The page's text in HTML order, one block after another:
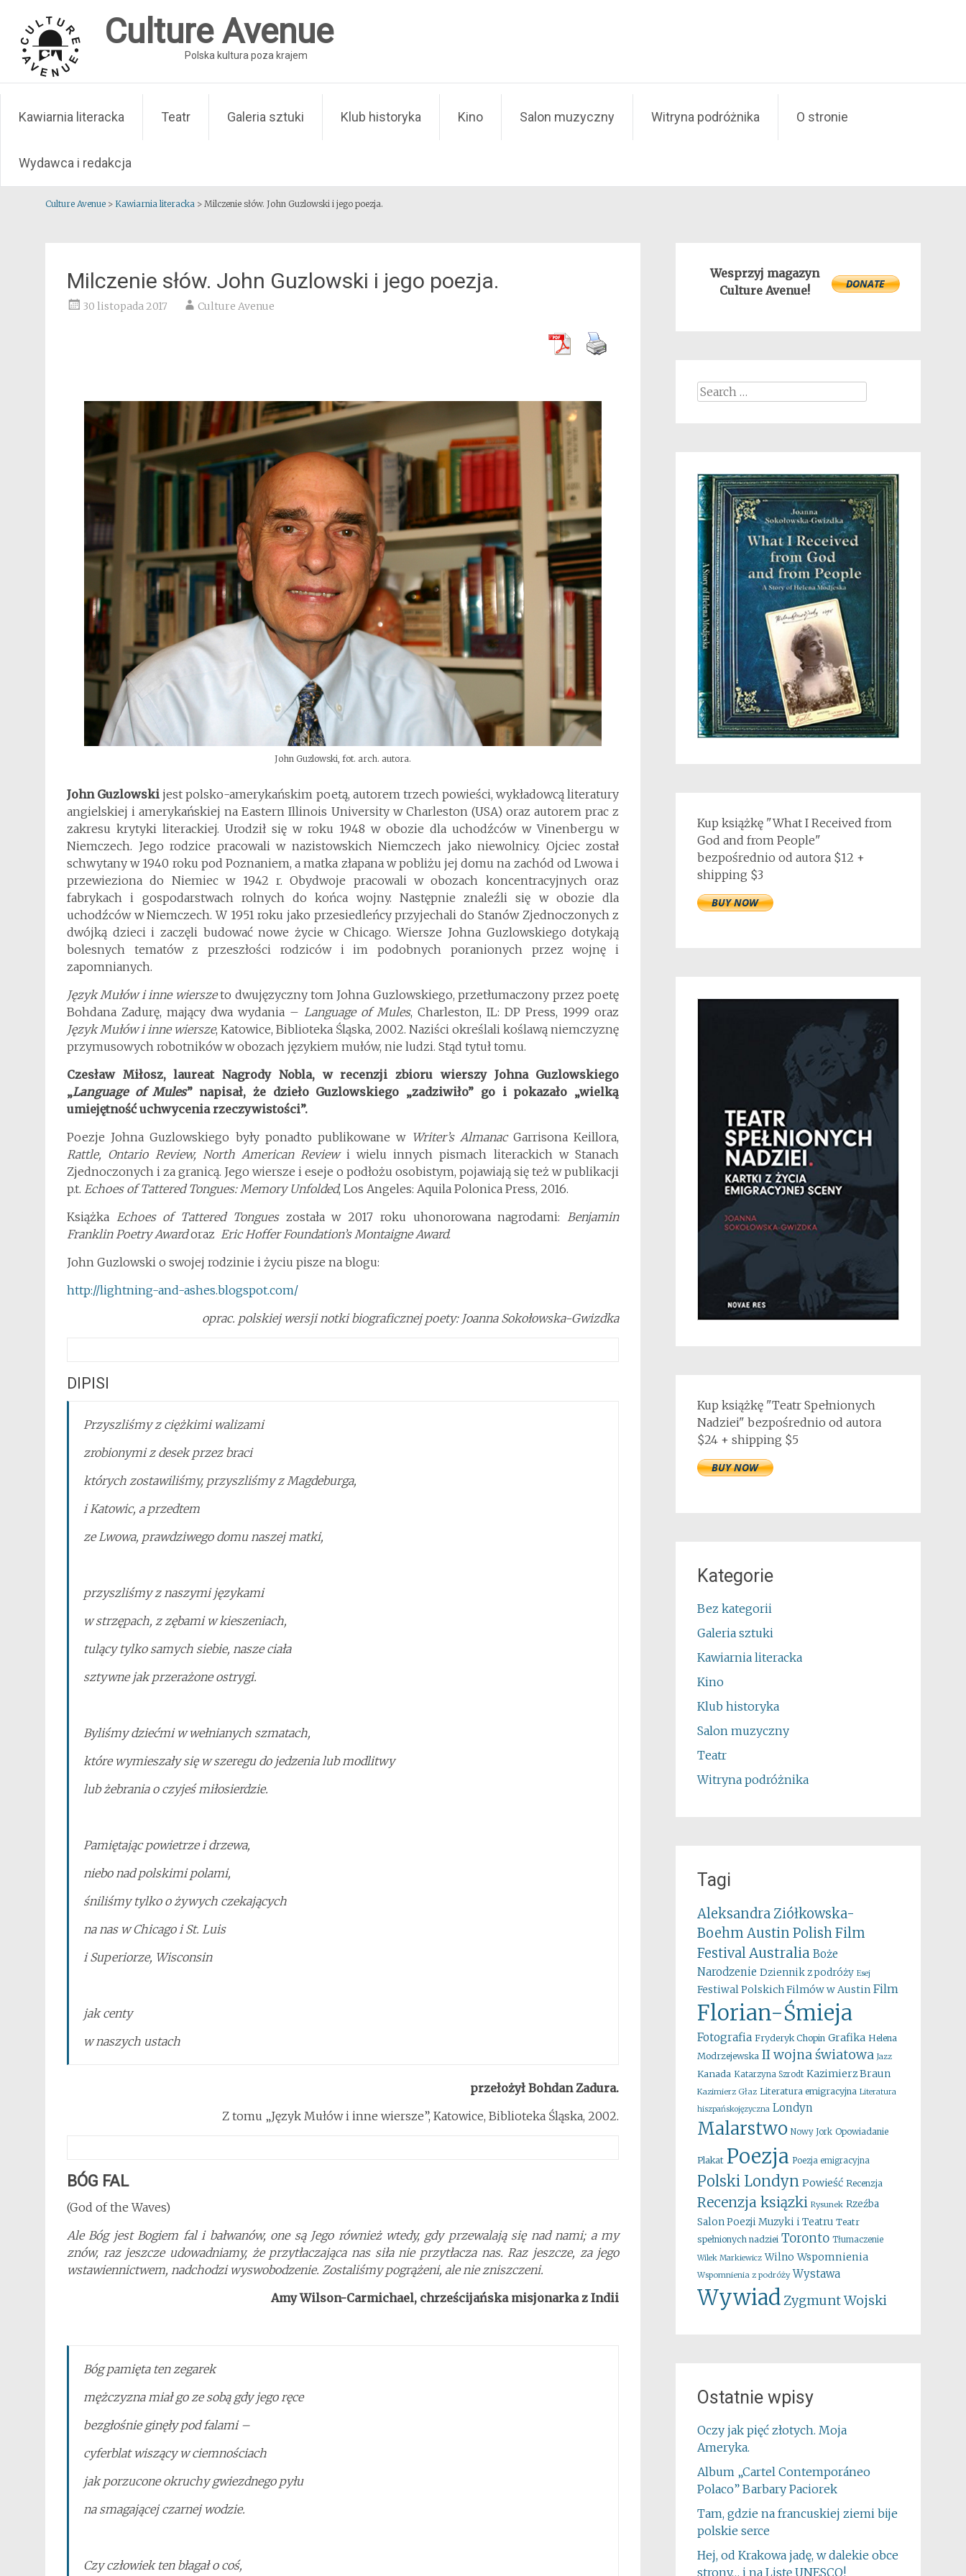
content
Culture Avenue
Polska kultura poza krajem
Kawiarnia literacka Teatr Galeria sztuki Klub historyka Kino Salon muzyczny Witryna podróżnika O stronie
Wydawca i redakcja
Culture Avenue > Kawiarnia literacka > Milczenie słów. John Guzlowski i jego poezja.
Milczenie słów. John Guzlowski i jego poezja.
30 listopada 2017 Culture Avenue
John Guzlowski, fot. arch. autora.
John Guzlowski jest polsko-amerykańskim poetą, autorem trzech powieści, wykładowcą literatury
angielskiej i amerykańskiej na Eastern Illinois University w Charleston (USA) oraz autorem prac z
zakresu krytyki literackiej. Urodził się w roku 1948 w obozie dla uchodźców w Vinenbergu w
Niemczech. Jego rodzice pracowali w nazistowskich Niemczech jako niewolnicy. Ojciec został
schwytany w 1940 roku pod Poznaniem, a matka złapana w pobliżu jej domu na zachód od Lwowa i
przewieziona do Niemiec w 1942 r. Obydwoje pracowali w obozach koncentracyjnych oraz
fabrykach i gospodarstwach rolnych do końca wojny. Następnie znaleźli się w obozie dla
uchodźców w Niemczech. W 1951 roku jako przesiedleńcy przyjechali do Stanów Zjednoczonych z
dwójką dzieci i zaczęli budować nowe życie w Chicago. Wiersze Johna Guzlowskiego dotykają
bolesnych tematów z przeszłości rodziców i im podobnych poranionych przez wojnę i
zapomnianych.
Język Mułów i inne wierszeto dwujęzyczny tom Johna Guzlowskiego, przetłumaczony przez poetę
Bohdana Zadurę, mający dwa wydania –Language of Mules, Charleston, IL: DP Press, 1999 oraz
Język Mułów i inne wiersze, Katowice, Biblioteka Śląska, 2002. Naziści określali koślawą niemczyznę
przymusowych robotników w obozach językiem mułów, nie ludzi. Stąd tytuł tomu.
Czesław Miłosz, laureat Nagrody Nobla, w recenzji zbioru wierszy Johna Guzlowskiego
„Language of Mules” napisał, że dzieło Guzlowskiego „zadziwiło” go i pokazało „wielką
umiejętność uchwycenia rzeczywistości”.
Poezje Johna Guzlowskiego były ponadto publikowane w Writer’s AlmanacGarrisona Keillora,
Rattle, Ontario Review, North American Reviewi wielu innych pismach literackich w Stanach
Zjednoczonych i za granicą. Jego wiersze i eseje o podłożu osobistym, pojawiają się też w publikacji
p.t. Echoes of Tattered Tongues: Memory Unfolded, Los Angeles: Aquila Polonica Press, 2016.
Książka Echoes of Tattered Tongueszostała w 2017 roku uhonorowana nagrodami:Benjamin
Franklin Poetry Awardoraz Eric Hoffer Foundation’s Montaigne Award.
John Guzlowski o swojej rodzinie i życiu pisze na blogu:
http://lightning-and-ashes.blogspot.com/
oprac. polskiej wersji notki biograficznej poety: Joanna Sokołowska-Gwizdka
DIPISI
Przyszliśmy z ciężkimi walizami
zrobionymi z desek przez braci
których zostawiliśmy, przyszliśmy z Magdeburga,
i Katowic, a przedtem
ze Lwowa, prawdziwego domu naszej matki,
przyszliśmy z naszymi językami
w strzępach, z zębami w kieszeniach,
tulący tylko samych siebie, nasze ciała
sztywne jak przerażone ostrygi.
Byliśmy dziećmi w wełnianych szmatach,
które wymieszały się w szeregu do jedzenia lub modlitwy
lub żebrania o czyjeś miłosierdzie.
Pamiętając powietrze i drzewa,
niebo nad polskimi polami,
śniliśmy tylko o żywych czekających
na nas w Chicago i St. Luis
i Superiorze, Wisconsin
jak centy
w naszych ustach
przełożył Bohdan Zadura.
Z tomu „Język Mułów i inne wiersze”, Katowice, Biblioteka Śląska, 2002.
BÓG FAL
(God of the Waves)
Ale Bóg jest Bogiem fal i bałwanów, one są Jego również wtedy, gdy przewalają się nad nami; a my
znów, raz jeszcze udowadniamy, że przytłaczająca nas siła nie przytłacza nas. Raz jeszcze, za jego
wstawiennictwem, nadchodzi wyswobodzenie. Zostaliśmy pogrążeni, ale nie zniszczeni.
Amy Wilson-Carmichael, chrześcijańska misjonarka z Indii
Bóg pamięta ten zegarek
mężczyzna miał go ze sobą gdy jego ręce
bezgłośnie ginęły pod falami –
cyferblat wiszący w ciemnościach
jak porzucone okruchy gwiezdnego pyłu
na smagającej czarnej wodzie.
Czy człowiek ten błagał o coś,
Wesprzyj magazyn
Culture Avenue!
Search
Kup książkę "What I Received from
God and from People"
bezpośrednio od autora $12 +
shipping $3
Kup książkę "Teatr Spełnionych
Nadziei" bezpośrednio od autora
$24 + shipping $5
Kategorie
Bez kategorii
Galeria sztuki
Kawiarnia literacka
Kino
Klub historyka
Salon muzyczny
Teatr
Witryna podróżnika
Tagi
Aleksandra Ziółkowska-
Boehm Austin Polish Film
FestivalAustralia Boże
Narodzenie Dziennik z podróży Esej
Festiwal Polskich Filmów w Austin Film
Florian-Śmieja
Fotografia Fryderyk Chopin Grafika Helena
Modrzejewska II wojna światowa Jazz
Kanada Katarzyna Szrodt Kazimierz Braun
Kazimierz Głaz Literatura emigracyjna Literatura
hiszpańskojęzyczna Londyn
Malarstwo Nowy Jork Opowiadanie
Plakat Poezja Poezja emigracyjna
Polski Londyn Powieść Recenzja
Recenzja ksiązki Rysunek Rzeźba
Salon Poezji Muzyki i Teatru Teatr
spełnionych nadziei Toronto Tłumaczenie
Wilek Markiewicz Wilno Wspomnienia
Wspomnienia z podróży Wystawa
WywiadZygmunt Wojski
Ostatnie wpisy
Oczy jak pięć złotych. Moja
Ameryka.
Album „Cartel Contemporáneo
Polaco” Barbary Paciorek
Tam, gdzie na francuskiej ziemi bije
polskie serce
Hej, od Krakowa jadę, w dalekie obce
strony… i na Listę UNESCO!